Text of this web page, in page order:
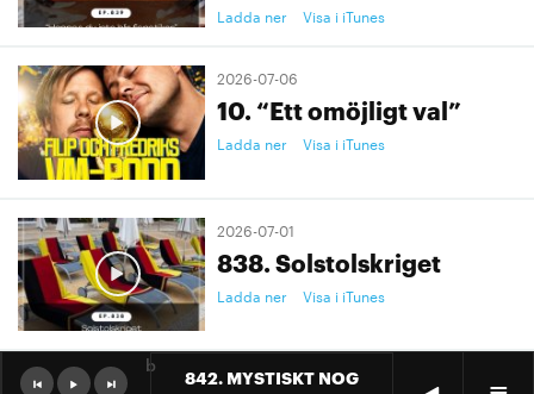
Ladda ner Visa i iTunes
2026-07-06
10. “Ett omöjligt val”
Ladda ner Visa i iTunes
2026-07-01
838. Solstolskriget
Ladda ner Visa i iTunes
2026-07-01
842. MYSTISKT NOG
b